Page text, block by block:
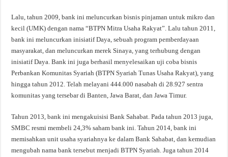
Lalu, tahun 2009, bank ini meluncurkan bisnis pinjaman untuk mikro dan
kecil (UMK) dengan nama “BTPN Mitra Usaha Rakyat”. Lalu tahun 2011,
bank ini meluncurkan inisiatif Daya, sebuah program pemberdayaan
masyarakat, dan meluncurkan merek Sinaya, yang terhubung dengan
inisiatif Daya. Bank ini juga berhasil menyelesaikan uji coba bisnis
Perbankan Komunitas Syariah (BTPN Syariah Tunas Usaha Rakyat), yang
hingga tahun 2012. Telah melayani 444.000 nasabah di 28.927 sentra
komunitas yang tersebar di Banten, Jawa Barat, dan Jawa Timur.
Tahun 2013, bank ini mengakuisisi Bank Sahabat. Pada tahun 2013 juga,
SMBC resmi membeli 24,3% saham bank ini. Tahun 2014, bank ini
memisahkan unit usaha syariahnya ke dalam Bank Sahabat, dan kemudian
mengubah nama bank tersebut menjadi BTPN Syariah. Juga tahun 2014